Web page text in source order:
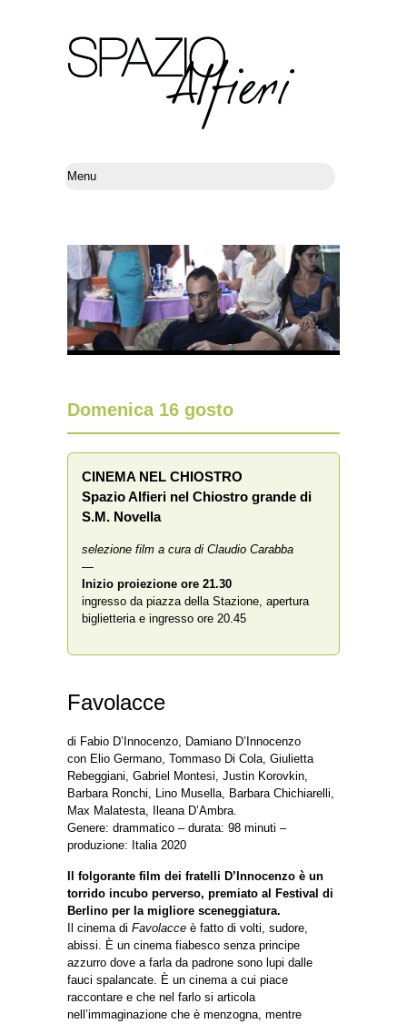
Domenica 16 gosto
CINEMA NEL CHIOSTRO
Spazio Alfieri nel Chiostro grande di
S.M. Novella
selezione film a cura di Claudio Carabba
—
Inizio proiezione ore 21.30
ingresso da piazza della Stazione, apertura
biglietteria e ingresso ore 20.45
Favolacce
di Fabio D’Innocenzo, Damiano D’Innocenzo
con Elio Germano, Tommaso Di Cola, Giulietta
Rebeggiani, Gabriel Montesi, Justin Korovkin,
Barbara Ronchi, Lino Musella, Barbara Chichiarelli,
Max Malatesta, Ileana D’Ambra.
Genere: drammatico – durata: 98 minuti –
produzione: Italia 2020
Il folgorante film dei fratelli D’Innocenzo è un
torrido incubo perverso, premiato al Festival di
Berlino per la migliore sceneggiatura.
Il cinema di Favolacce è fatto di volti, sudore,
abissi. È un cinema fiabesco senza principe
azzurro dove a farla da padrone sono lupi dalle
fauci spalancate. È un cinema a cui piace
raccontare e che nel farlo si articola
nell’immaginazione che è menzogna, mentre